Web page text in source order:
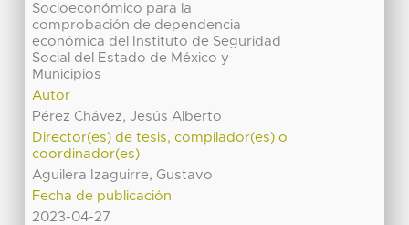
Socioeconómico para la
comprobación de dependencia
económica del Instituto de Seguridad
Social del Estado de México y
Municipios
Autor
Pérez Chávez, Jesús Alberto
Director(es) de tesis, compilador(es) o
coordinador(es)
Aguilera Izaguirre, Gustavo
Fecha de publicación
2023-04-27